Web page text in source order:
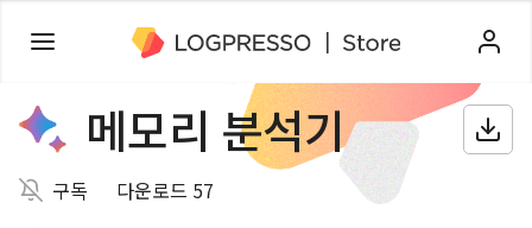
메모리 분석기
구독
다운로드 57